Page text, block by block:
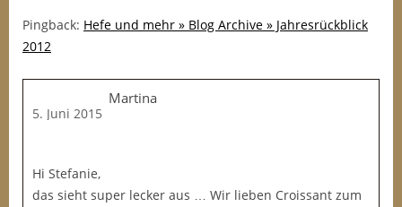
Pingback: Hefe und mehr » Blog Archive » Jahresrückblick
2012
Martina
5. Juni 2015
Hi Stefanie,
das sieht super lecker aus … Wir lieben Croissant zum